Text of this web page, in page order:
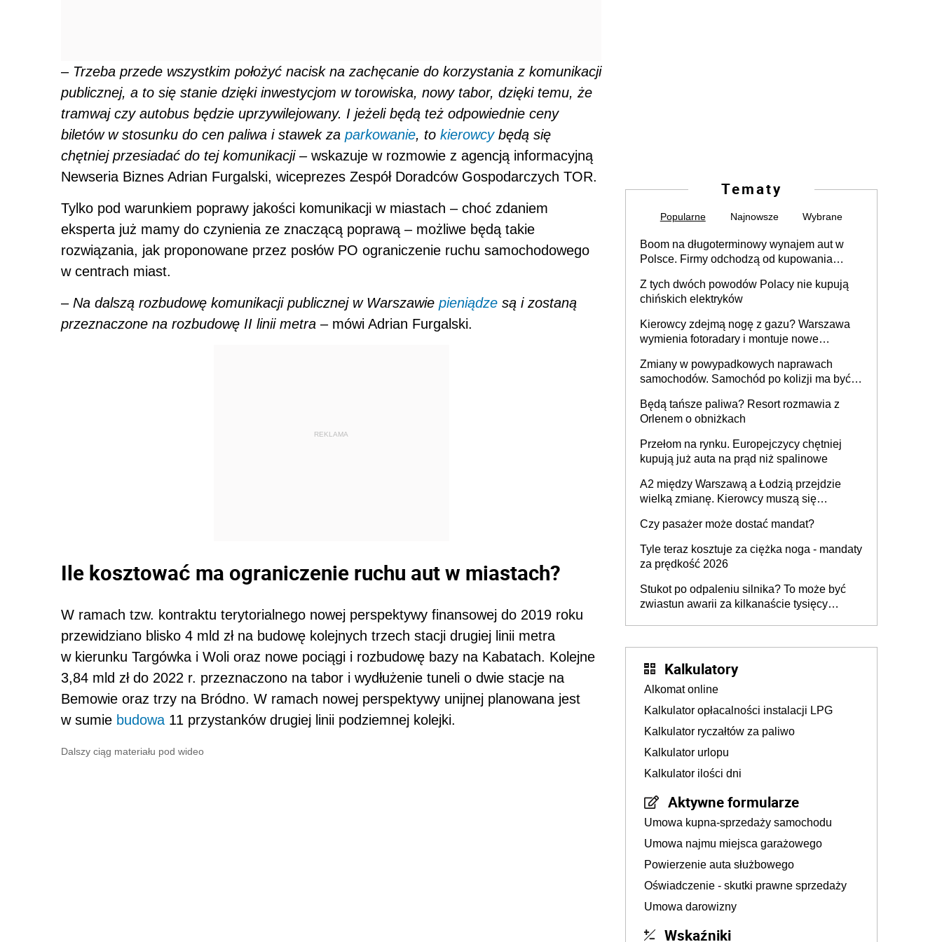
– Trzeba przede wszystkim położyć nacisk na zachęcanie do korzystania z komunikacji
publicznej, a to się stanie dzięki inwestycjom w torowiska, nowy tabor, dzięki temu, że
tramwaj czy autobus będzie uprzywilejowany. I jeżeli będą też odpowiednie ceny
biletów w stosunku do cen paliwa i stawek za parkowanie, to kierowcybędą się
chętniej przesiadać do tej komunikacji –wskazuje w rozmowie z agencją informacyjną
Newseria Biznes Adrian Furgalski, wiceprezes Zespół Doradców Gospodarczych TOR.
Tylko pod warunkiem poprawy jakości komunikacji w miastach – choć zdaniem
eksperta już mamy do czynienia ze znaczącą poprawą – możliwe będą takie
rozwiązania, jak proponowane przez posłów PO ograniczenie ruchu samochodowego
w centrach miast.
– Na dalszą rozbudowę komunikacji publicznej w Warszawie pieniądze są i zostaną
przeznaczone na rozbudowę II linii metra – mówi Adrian Furgalski.
REKLAMA
Ile kosztować ma ograniczenie ruchu aut w miastach?
W ramach tzw. kontraktu terytorialnego nowej perspektywy finansowej do 2019 roku
przewidziano blisko 4 mld zł na budowę kolejnych trzech stacji drugiej linii metra
w kierunku Targówka i Woli oraz nowe pociągi i rozbudowę bazy na Kabatach. Kolejne
3,84 mld zł do 2022 r. przeznaczono na tabor i wydłużenie tuneli o dwie stacje na
Bemowie oraz trzy na Bródno. W ramach nowej perspektywy unijnej planowana jest
w sumie budowa 11 przystanków drugiej linii podziemnej kolejki.
Dalszy ciąg materiału pod wideo
Tematy
Popularne Najnowsze Wybrane
Boom na długoterminowy wynajem aut w
Polsce. Firmy odchodzą od kupowania
Z tych dwóch powodów Polacy nie kupują
chińskich elektryków
Kierowcy zdejmą nogę z gazu? Warszawa
wymienia fotoradary i montuje nowe
Zmiany w powypadkowych naprawach
samochodów. Samochód po kolizji ma być
technologią producenta
Będą tańsze paliwa? Resort rozmawia z
Orlenem o obniżkach
Przełom na rynku. Europejczycy chętniej
kupują już auta na prąd niż spalinowe
A2 między Warszawą a Łodzią przejdzie
wielką zmianę. Kierowcy muszą się
Czy pasażer może dostać mandat?
Tyle teraz kosztuje za ciężka noga - mandaty
za prędkość 2026
Stukot po odpaleniu silnika? To może być
zwiastun awarii za kilkanaście tysięcy
Kalkulatory
Alkomat online
Kalkulator opłacalności instalacji LPG
Kalkulator ryczałtów za paliwo
Kalkulator urlopu
Kalkulator ilości dni
Aktywne formularze
Umowa kupna-sprzedaży samochodu
Umowa najmu miejsca garażowego
Powierzenie auta służbowego
Oświadczenie - skutki prawne sprzedaży
Umowa darowizny
Wskaźniki